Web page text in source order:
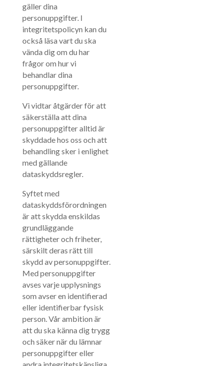
gäller dina
personuppgifter. I
integritetspolicyn kan du
också läsa vart du ska
vända dig om du har
frågor om hur vi
behandlar dina
personuppgifter.
Vi vidtar åtgärder för att
säkerställa att dina
personuppgifter alltid är
skyddade hos oss och att
behandling sker i enlighet
med gällande
dataskyddsregler.
Syftet med
dataskyddsförordningen
är att skydda enskildas
grundläggande
rättigheter och friheter,
särskilt deras rätt till
skydd av personuppgifter.
Med personuppgifter
avses varje upplysnings
som avser en identifierad
eller identifierbar fysisk
person. Vår ambition är
att du ska känna dig trygg
och säker när du lämnar
personuppgifter eller